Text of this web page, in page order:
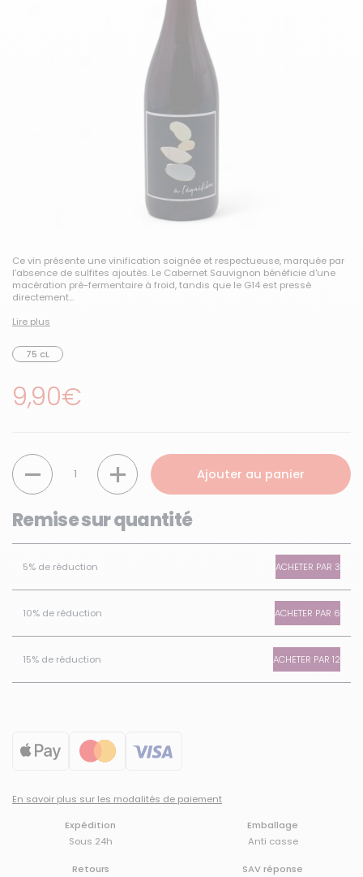
Ce vin présente une vinification soignée et respectueuse, marquée par
l'absence de sulfites ajoutés. Le Cabernet Sauvignon bénéficie d'une
macération pré-fermentaire à froid, tandis que le G14 est pressé
directement...
Lire plus
75 cL
Prix régulier
9,90€
Quantité
Ajouter au panier
Remise sur quantité
5% de réduction ACHETER PAR 3
10% de réduction ACHETER PAR 6
15% de réduction ACHETER PAR 12
En savoir plus sur les modalités de paiement
Expédition
Sous 24h
Emballage
Anti casse
Retours
SAV réponse